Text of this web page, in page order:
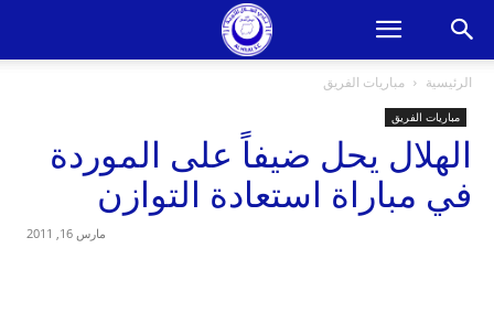
الرئيسية مباريات الفريق
مباريات الفريق
الهلال يحل ضيفاً على الموردة
في مباراة استعادة التوازن
مارس 16, 2011